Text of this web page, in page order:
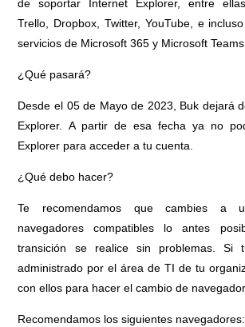
de soportar Internet Explorer, entre
Trello, Dropbox, Twitter, YouTube, e
servicios de Microsoft 365 y Microsoft
¿Qué pasará?
Desde el 05 de Mayo de 2023, Buk dejará
Explorer. A partir de esa fecha ya no
Explorer para acceder a tu cuenta.
¿Qué debo hacer?
Te recomendamos que cambies a
navegadores compatibles lo antes
transición se realice sin problemas. Si
administrado por el área de TI de tu
con ellos para hacer el cambio de navegador.
Recomendamos los siguientes navegadores: